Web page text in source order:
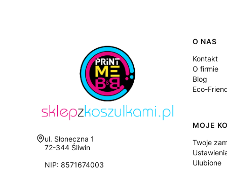
Adres:
ul. Słoneczna 1
72-344 Śliwin
NIP: 8571674003
Linki
O NAS
Kontakt
O firmie
Blog
Eco-
MOJE
Twoje
Ulubione